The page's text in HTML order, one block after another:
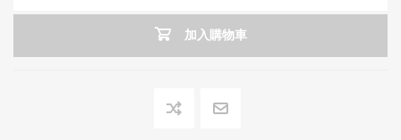
加入購物車